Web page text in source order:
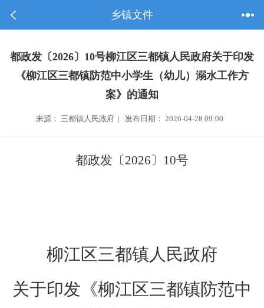
乡镇文件
都政发〔2026〕10号柳江区三都镇人民政府关于印发
《柳江区三都镇防范中小学生（幼儿）溺水工作方
案》的通知
来源： 三都镇人民政府 | 发布日期： 2026-04-28 09:00
都政发〔2026〕 10号
柳江区三都镇人民政府
关于印发 《柳江区三都镇防范中